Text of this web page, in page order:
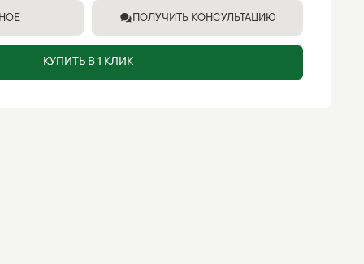
ПОЛУЧИТЬ КОНСУЛЬТАЦИЮ
КУПИТЬ В 1 КЛИК